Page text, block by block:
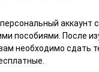
аккаунт
пособиями. После
необходимо сдать